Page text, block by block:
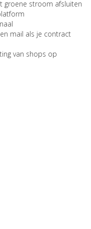
groene stroom afsluiten
mail als je contract
van shops op